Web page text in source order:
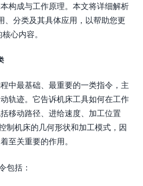
构成与工作原理。本文将详细解析
、分类及其具体应用，以帮助您更
心内容。
中最基础、最重要的一类指令，主
轨迹。它告诉机床工具如何在工作
移动路径、进给速度、加工位置
制机床的几何形状和加工模式，因
至关重要的作用。
包括：